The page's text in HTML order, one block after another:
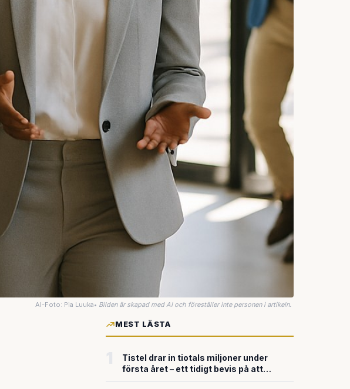
AI-Foto: Pia Luuka• Bilden är skapad med AI och föreställer inte personen i artikeln.
MEST LÄSTA
Tistel drar in tiotals miljoner under
första året – ett tidigt bevis på att